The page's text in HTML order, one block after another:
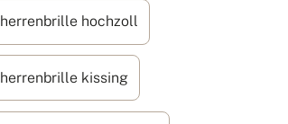
herrenbrille hochzoll
herrenbrille kissing